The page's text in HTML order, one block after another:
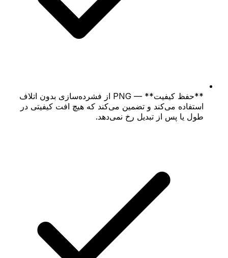
**حفظ کیفیت** — PNG از فشرده‌سازی بدون اتلاف
استفاده می‌کند و تضمین می‌کند که هیچ افت کیفیتی در
طول یا پس از تبدیل رخ نمی‌دهد.